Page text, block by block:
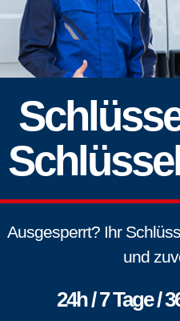
Ausgesperrt? Ihr
und
24h / 7 Tage /